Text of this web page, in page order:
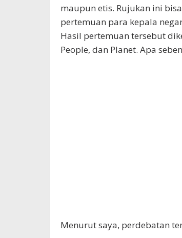
maupun etis. Rujukan ini
pertemuan para kepala
Hasil pertemuan tersebut
People, dan Planet. Apa
Menurut saya, perdebatan